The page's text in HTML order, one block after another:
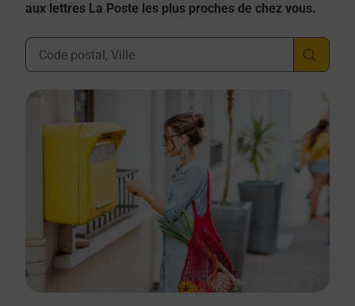
aux lettres La Poste les plus proches de chez vous.
Ville, Département, Code Postal